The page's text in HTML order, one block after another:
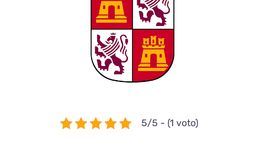
5/5 - (1 voto)